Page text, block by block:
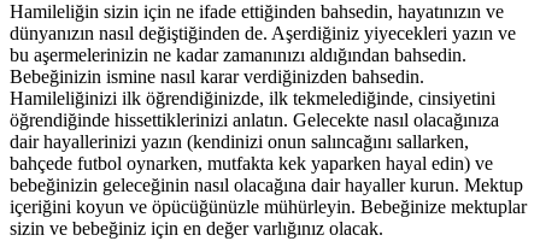
Hamileliğin sizin için ne ifade ettiğinden bahsedin, hayatınızın ve
dünyanızın nasıl değiştiğinden de. Aşerdiğiniz yiyecekleri yazın ve
bu aşermelerinizin ne kadar zamanınızı aldığından bahsedin.
Bebeğinizin ismine nasıl karar verdiğinizden bahsedin.
Hamileliğinizi ilk öğrendiğinizde, ilk tekmelediğinde, cinsiyetini
öğrendiğinde hissettiklerinizi anlatın. Gelecekte nasıl olacağınıza
dair hayallerinizi yazın (kendinizi onun salıncağını sallarken,
bahçede futbol oynarken, mutfakta kek yaparken hayal edin) ve
bebeğinizin geleceğinin nasıl olacağına dair hayaller kurun. Mektup
içeriğini koyun ve öpücüğünüzle mühürleyin. Bebeğinize mektuplar
sizin ve bebeğiniz için en değer varlığınız olacak.